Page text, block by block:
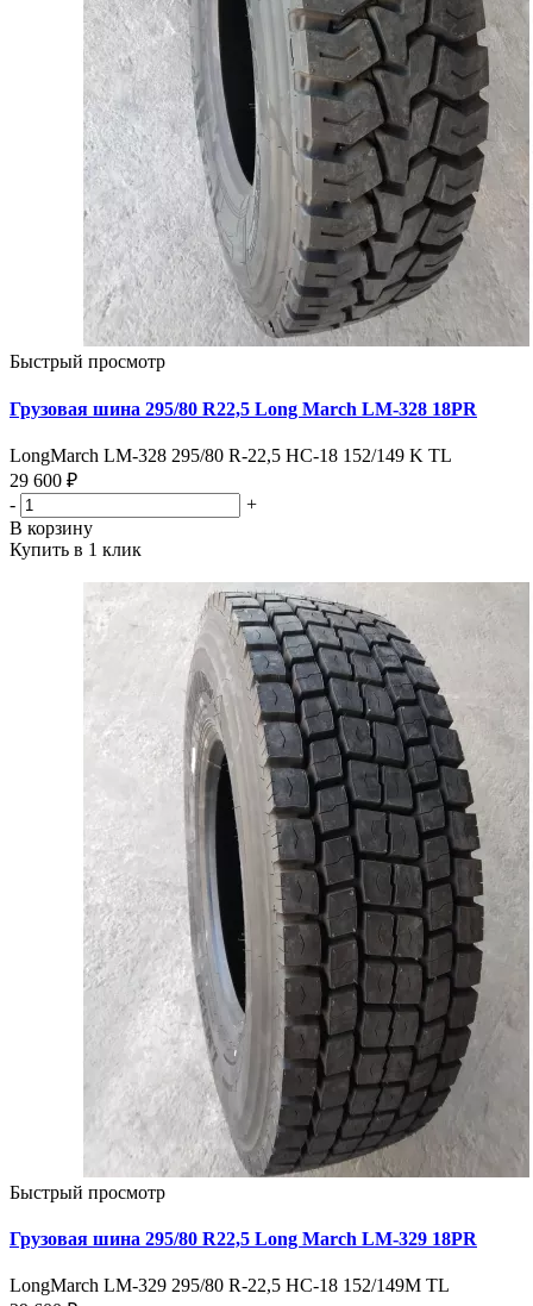
Быстрый просмотр
Грузовая шина 295/80 R22,5 Long March LM-328 18PR
LongMarch LM-328 295/80 R-22,5 НС-18 152/149 K TL
29 600 ₽
-
+
В корзину
Купить в 1 клик
Быстрый просмотр
Грузовая шина 295/80 R22,5 Long March LM-329 18PR
LongMarch LM-329 295/80 R-22,5 НС-18 152/149M TL